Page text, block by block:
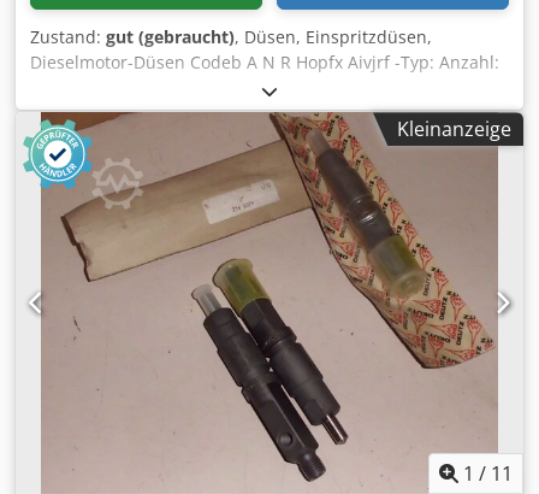
Zustand: gut (gebraucht), Düsen, Einspritzdüsen,
Dieselmotor-Düsen Codeb A N R Hopfx Aivjrf -Typ: Anzahl:
10 Stück vorhanden -Preis: pro Stück -Gewicht: 0,4 kg
Kleinanzeige
1 / 11